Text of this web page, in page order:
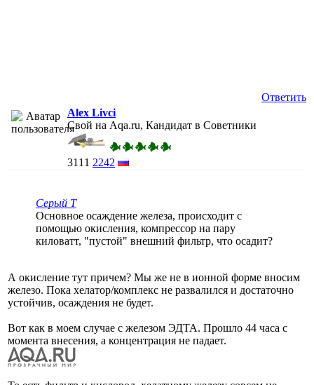
Ответить
Alex Livci
Свой на Aqa.ru, Кандидат в Советники
3111 2242
Серый Т
Основное осаждение железа, происходит с
помощью окисления, компрессор на пару
киловатт, "пустой" внешний фильтр, что осадит?
А окисление тут причем? Мы же не в ионной форме вносим
железо. Пока хелатор/комплекс не развалился и достаточно
устойчив, осаждения не будет.
Вот как в моем случае с железом ЭДТА. Прошло 44 часа с
момента внесения, а концентрация не падает.